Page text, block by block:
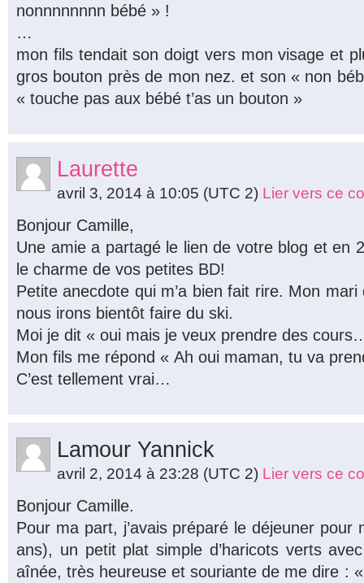
nonnnnnnnn bébé » !
…
mon fils tendait son doigt vers mon visage et
gros bouton près de mon nez. et son « non
« touche pas aux bébé t’as un bouton »
Laurette
avril 3, 2014 à 10:05 (UTC 2) Lier vers ce
Bonjour Camille,
Une amie a partagé le lien de votre blog et en
le charme de vos petites BD!
Petite anecdote qui m’a bien fait rire. Mon
nous irons bientôt faire du ski.
Moi je dit « oui mais je veux prendre des
Mon fils me répond « Ah oui maman, tu va
C’est tellement vrai…
Lamour Yannick
avril 2, 2014 à 23:28 (UTC 2) Lier vers ce
Bonjour Camille.
Pour ma part, j’avais préparé le déjeuner
ans), un petit plat simple d’haricots verts
aînée, très heureuse et souriante de me dire :